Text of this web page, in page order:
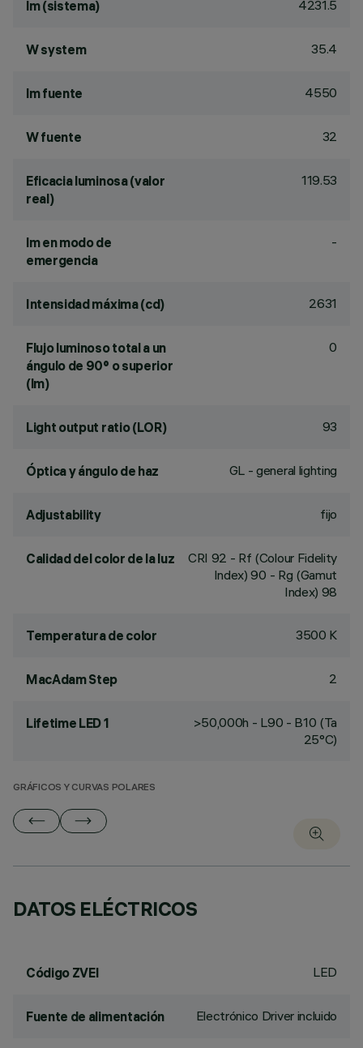
lm (sistema) 4231.5
W system 35.4
lm fuente 4550
W fuente 32
Eficacia luminosa (valor
real)
119.53
lm en modo de
emergencia
-
Intensidad máxima (cd) 2631
Flujo luminoso total a un
ángulo de 90° o superior
(lm)
0
Light output ratio (LOR) 93
Óptica y ángulo de haz GL - general lighting
Adjustability fijo
Calidad del color de la luz CRI 92 - Rf (Colour Fidelity
Index) 90 - Rg (Gamut
Index) 98
Temperatura de color 3500 K
MacAdam Step 2
Lifetime LED 1
>50,000h - L90 - B10 (Ta
25°C)
GRÁFICOS Y CURVAS POLARES
DATOS ELÉCTRICOS
Código ZVEI LED
Fuente de alimentación Electrónico Driver incluido